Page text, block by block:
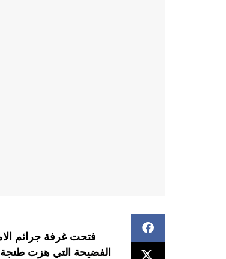
فتحت غرفة جرائم
الفضيحة التي هزت طنجة